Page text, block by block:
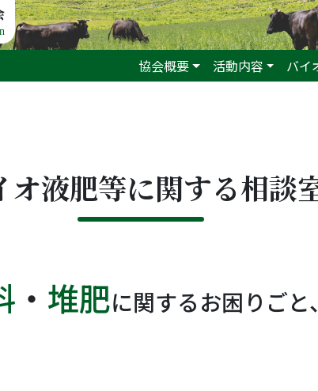
協会概要 活動内容 バイ
オ液肥等に関する相談
・ 堆肥に関するお困りご